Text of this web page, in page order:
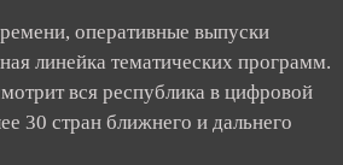
оперативные выпуски
линейка тематических программ.
вся республика в цифровой
30 стран ближнего и дальнего